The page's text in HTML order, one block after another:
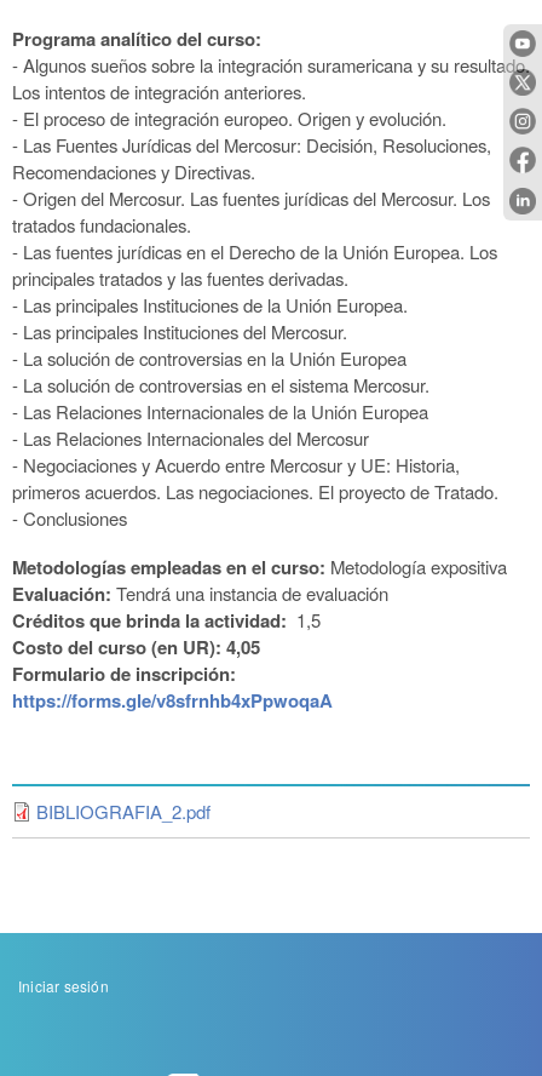
Programa analítico del curso:
- Algunos sueños sobre la integración suramericana y su resultado.
Los intentos de integración anteriores.
- El proceso de integración europeo. Origen y evolución.
- Las Fuentes Jurídicas del Mercosur: Decisión, Resoluciones,
Recomendaciones y Directivas.
- Origen del Mercosur. Las fuentes jurídicas del Mercosur. Los
tratados fundacionales.
- Las fuentes jurídicas en el Derecho de la Unión Europea. Los
principales tratados y las fuentes derivadas.
- Las principales Instituciones de la Unión Europea.
- Las principales Instituciones del Mercosur.
- La solución de controversias en la Unión Europea
- La solución de controversias en el sistema Mercosur.
- Las Relaciones Internacionales de la Unión Europea
- Las Relaciones Internacionales del Mercosur
- Negociaciones y Acuerdo entre Mercosur y UE: Historia,
primeros acuerdos. Las negociaciones. El proyecto de Tratado.
- Conclusiones
Metodologías empleadas en el curso: Metodología expositiva
Evaluación: Tendrá una instancia de evaluación
Créditos que brinda la actividad: 1,5
Costo del curso (en UR): 4,05
Formulario de inscripción:
https://forms.gle/v8sfrnhb4xPpwoqaA
BIBLIOGRAFIA_2.pdf
Menu
Iniciar sesión